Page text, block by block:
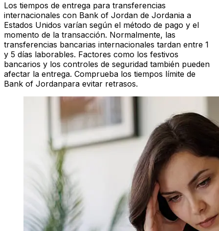
Los tiempos de entrega para transferencias
internacionales con Bank of Jordan de Jordania a
Estados Unidos varían según el método de pago y el
momento de la transacción. Normalmente, las
transferencias bancarias internacionales tardan entre 1
y 5 días laborables. Factores como los festivos
bancarios y los controles de seguridad también pueden
afectar la entrega. Comprueba los tiempos límite de
Bank of Jordanpara evitar retrasos.